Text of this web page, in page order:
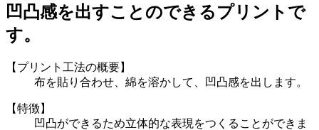
凹凸感を出すことのできるプリントで
す。
【プリント工法の概要】
布を貼り合わせ、綿を溶かして、凹凸感を出します。
【特徴】
凹凸ができるため立体的な表現をつくることができま